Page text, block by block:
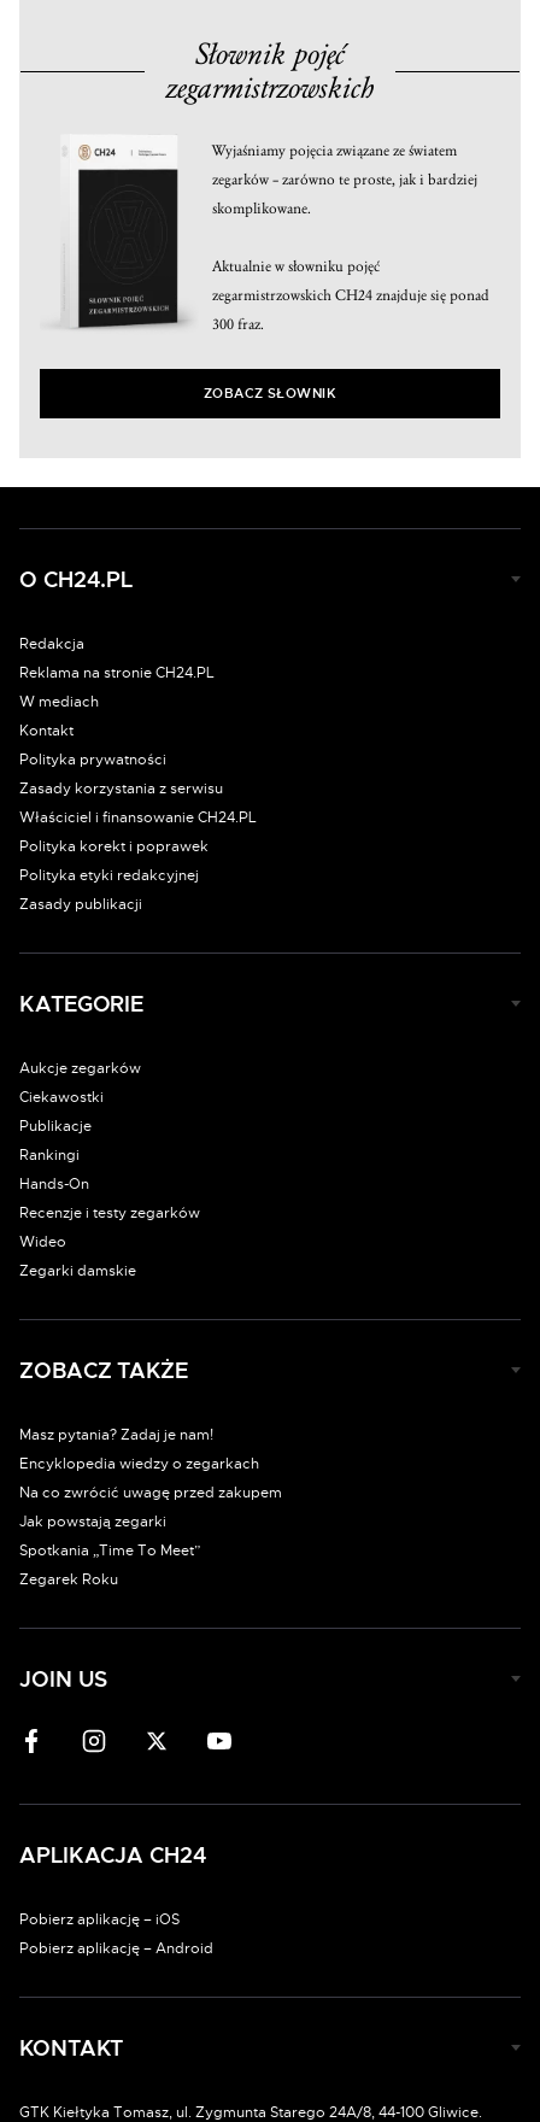
Słownik pojęć
zegarmistrzowskich
Wyjaśniamy pojęcia związane ze światem
zegarków – zarówno te proste, jak i bardziej
skomplikowane.
Aktualnie w słowniku pojęć
zegarmistrzowskich CH24 znajduje się ponad
300 fraz.
ZOBACZ SŁOWNIK
O CH24.PL
Redakcja
Reklama na stronie CH24.PL
W mediach
Kontakt
Polityka prywatności
Zasady korzystania z serwisu
Właściciel i finansowanie CH24.PL
Polityka korekt i poprawek
Polityka etyki redakcyjnej
Zasady publikacji
KATEGORIE
Aukcje zegarków
Ciekawostki
Publikacje
Rankingi
Hands-On
Recenzje i testy zegarków
Wideo
Zegarki damskie
ZOBACZ TAKŻE
Masz pytania? Zadaj je nam!
Encyklopedia wiedzy o zegarkach
Na co zwrócić uwagę przed zakupem
Jak powstają zegarki
Spotkania „Time To Meet”
Zegarek Roku
JOIN US
APLIKACJA CH24
Pobierz aplikację – iOS
Pobierz aplikację – Android
KONTAKT
GTK Kiełtyka Tomasz, ul. Zygmunta Starego 24A/8, 44-100 Gliwice.